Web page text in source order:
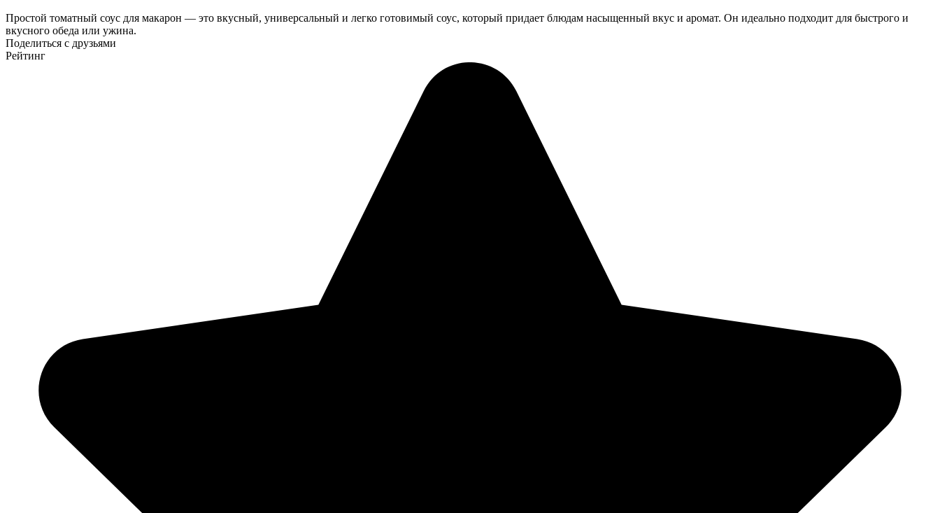
Простой томатный соус для макарон — это вкусный, универсальный и легко готовимый соус, который придает блюдам насыщенный вкус и аромат. Он идеально подходит для быстрого и
вкусного обеда или ужина.
Поделиться с друзьями
Рейтинг